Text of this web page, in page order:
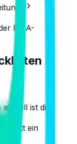
RMA-
&
ist die
statt ein